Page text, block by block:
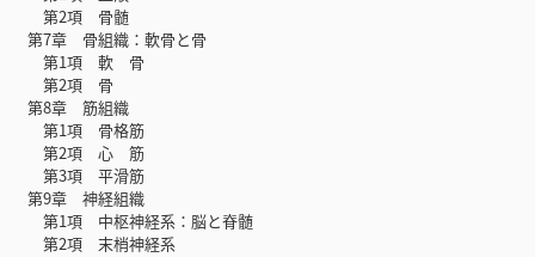
第2項 骨髄
第7章 骨組織：軟骨と骨
第1項 軟 骨
第2項 骨
第8章 筋組織
第1項 骨格筋
第2項 心 筋
第3項 平滑筋
第9章 神経組織
第1項 中枢神経系：脳と脊髄
第2項 末梢神経系